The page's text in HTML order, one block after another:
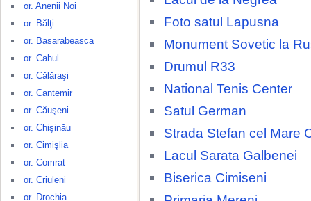
or. Anenii Noi
or. Bălţi
or. Basarabeasca
or. Cahul
or. Călăraşi
or. Cantemir
or. Căuşeni
or. Chişinău
or. Cimişlia
or. Comrat
or. Criuleni
or. Drochia
Foto satul Lapusna
Monument Sovetic la
Drumul R33
National Tenis Center
Satul German
Strada Stefan cel Mare
Lacul Sarata Galbenei
Biserica Cimiseni